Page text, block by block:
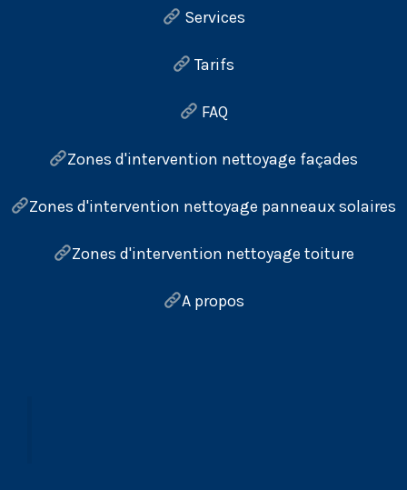
Services
Tarifs
FAQ
Zones d'intervention nettoyage façades
Zones d'intervention nettoyage panneaux solaires
Zones d'intervention nettoyage toiture
A propos